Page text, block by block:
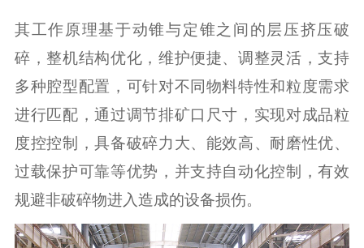
其工作原理基于动锥与定锥之间的层压挤压破
碎，整机结构优化，维护便捷、调整灵活，支持
多种腔型配置，可针对不同物料特性和粒度需求
进行匹配，通过调节排矿口尺寸，实现对成品粒
度控控制，具备破碎力大、能效高、耐磨性优、
过载保护可靠等优势，并支持自动化控制，有效
规避非破碎物进入造成的设备损伤。